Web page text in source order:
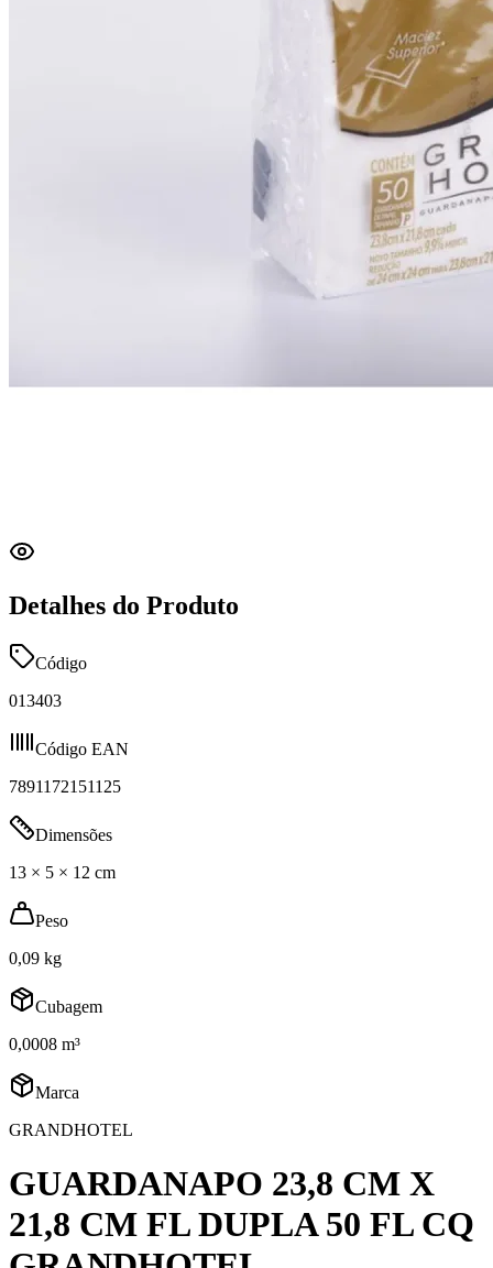
Detalhes do Produto
Código
013403
Código EAN
7891172151125
Dimensões
13 × 5 × 12 cm
Peso
0,09 kg
Cubagem
0,0008 m³
Marca
GRANDHOTEL
GUARDANAPO 23,8 CM X
21,8 CM FL DUPLA 50 FL CQ